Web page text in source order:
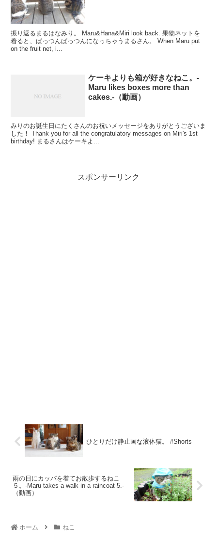
振り返るまるはなみり。 Maru&Hana&Miri look back. 果物ネットを
着ると、ぱっつんぱっつんになっちゃうまるさん。 When Maru put
on the fruit net, i...
ケーキよりも箱が好きなねこ。-
Maru likes boxes more than
cakes.-（動画）
みりのお誕生日にたくさんのお祝いメッセージをありがとうございま
した！ Thank you for all the congratulatory messages on Miri's 1st
birthday! まるさんはケーキよ...
スポンサーリンク
ひとりだけ静止画な液体猫。 #Shorts
雨の日にカッパを着てお散歩するねこ
５。-Maru takes a walk in a raincoat 5.-
（動画）
ホーム ねこ